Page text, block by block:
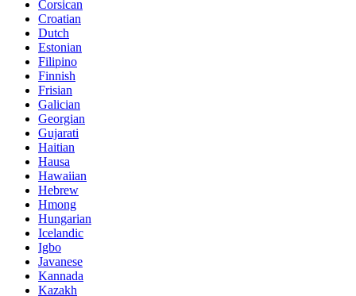
Corsican
Croatian
Dutch
Estonian
Filipino
Finnish
Frisian
Galician
Georgian
Gujarati
Haitian
Hausa
Hawaiian
Hebrew
Hmong
Hungarian
Icelandic
Igbo
Javanese
Kannada
Kazakh